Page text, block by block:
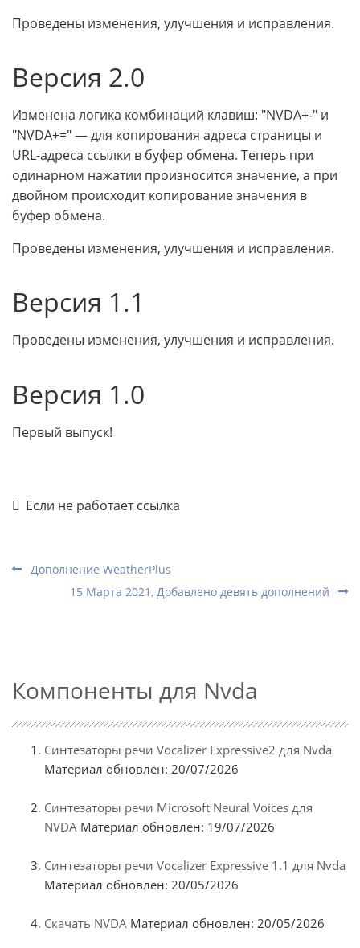
Проведены изменения, улучшения и исправления.
Версия 2.0
Изменена логика комбинаций клавиш: "NVDA+-" и
"NVDA+=" — для копирования адреса страницы и
URL-адреса ссылки в буфер обмена. Теперь при
одинарном нажатии произносится значение, а при
двойном происходит копирование значения в
буфер обмена.
Проведены изменения, улучшения и исправления.
Версия 1.1
Проведены изменения, улучшения и исправления.
Версия 1.0
Первый выпуск!
Если не работает ссылка
Дополнение WeatherPlus
15 Марта 2021, Добавлено девять дополнений
Компоненты для Nvda
Синтезаторы речи Vocalizer Expressive2 для Nvda
Материал обновлен: 20/07/2026
Синтезаторы речи Microsoft Neural Voices для
NVDA Материал обновлен: 19/07/2026
Синтезаторы речи Vocalizer Expressive 1.1 для Nvda
Материал обновлен: 20/05/2026
Скачать NVDA Материал обновлен: 20/05/2026